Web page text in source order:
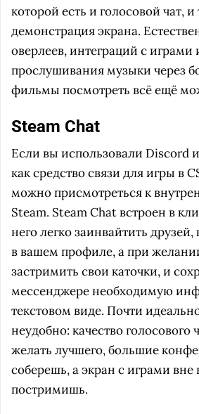
которой есть и голосовой чат,
демонстрация экрана.
оверлеев, интеграций с играми
прослушивания музыки через
фильмы посмотреть всё ещё
Steam Chat
Если вы использовали Discord
как средство связи для игры в
можно присмотреться к
Steam. Steam Chat встроен в
него легко заинвайтить
в вашем профиле, а при
застримить свои каточки, и
мессенджере необходимую
текстовом виде. Почти
неудобно: качество голосового
желать лучшего, большие
соберешь, а экран с играми
постримишь.